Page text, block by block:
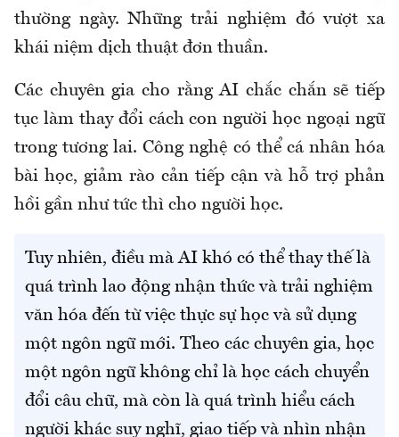
thường ngày. Những trải nghiệm đó vượt xa
khái niệm dịch thuật đơn thuần.
Các chuyên gia cho rằng AI chắc chắn sẽ tiếp
tục làm thay đổi cách con người học ngoại ngữ
trong tương lai. Công nghệ có thể cá nhân hóa
bài học, giảm rào cản tiếp cận và hỗ trợ phản
hồi gần như tức thì cho người học.
Tuy nhiên, điều mà AI khó có thể thay thế là
quá trình lao động nhận thức và trải nghiệm
văn hóa đến từ việc thực sự học và sử dụng
một ngôn ngữ mới. Theo các chuyên gia, học
một ngôn ngữ không chỉ là học cách chuyển
đổi câu chữ, mà còn là quá trình hiểu cách
người khác suy nghĩ, giao tiếp và nhìn nhận